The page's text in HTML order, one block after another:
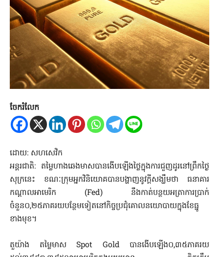
ចែករំលែក
ដោយ: សហសេវិក
អន្តរជាតិ: តម្លៃហាងឆេងមាសបានងើបឡើងថ្លៃក្នុងការជួញដូរនៅព្រឹកថ្ងៃ
សុក្រនេះ ខណៈក្រុមអ្នកវិនិយោគបានបង្ហាញនូវក្តីសង្ឃឹមថា ធនាគារ
កណ្តាលអាមេរិក (Fed) នឹងកាត់បន្ថយអត្រាការប្រាក់
ចំនួន០,២៥ភាគរយបន្ថែមទៀតនៅកិច្ចប្រជុំគោលនយោបាយក្នុងខែធ្នូ
ខាងមុខ។
តួយ៉ាង តម្លៃមាស Spot Gold បានងើបឡើង០,៣៥ភាគរយ